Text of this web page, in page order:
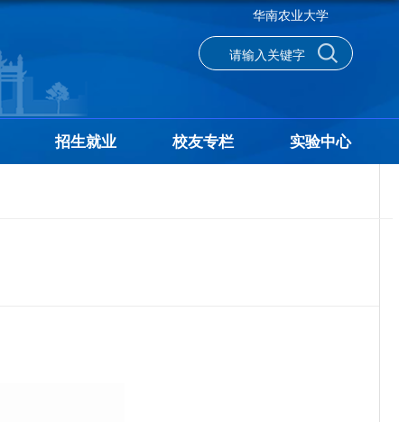
华南农业大学
招生就业 校友专栏 实验中心